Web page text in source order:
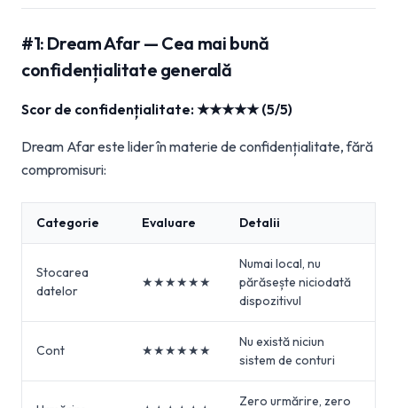
#1: Dream Afar — Cea mai bună
confidențialitate generală
Scor de confidențialitate: ★★★★★ (5/5)
Dream Afar este lider în materie de confidențialitate, fără
compromisuri:
Categorie Evaluare Detalii
Stocarea
datelor
★★★★★★
Numai local, nu
părăsește niciodată
dispozitivul
Cont ★★★★★★
Nu există niciun
sistem de conturi
Zero urmărire, zero